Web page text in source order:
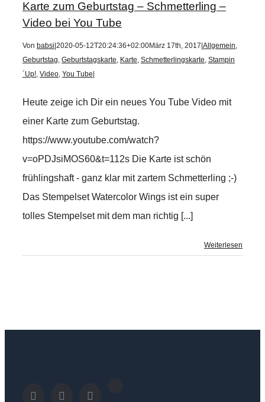
Karte zum Geburtstag – Schmetterling –
Video bei You Tube
Von babsi 2020-05-12T20:24:36+02:00März 17th, 2017 Allgemein,
Geburtstag, Geburtstagskarte, Karte, Schmetterlingskarte, Stampin
´Up!, Video, You Tube
Heute zeige ich Dir ein neues You Tube Video mit
einer Karte zum Geburtstag.
https://www.youtube.com/watch?
v=oPDJsiMOS60&t=112s Die Karte ist schön
frühlingshaft - ganz klar mit zartem Schmetterling ;-)
Das Stempelset Watercolor Wings ist ein super
tolles Stempelset mit dem man richtig [...]
Weiterlesen